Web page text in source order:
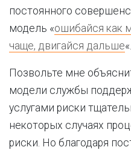
постоянного
модель «ошибайся как
чаще, двигайся дальше«.
Позвольте мне
модели службы
услугами риски
некоторых случаях
риски. Но благодаря